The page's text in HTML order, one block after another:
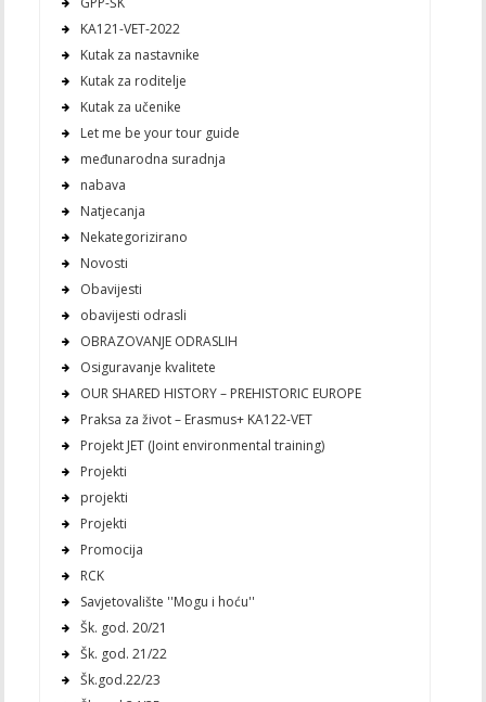
KA121-VET-2022
Kutak za nastavnike
Kutak za roditelje
Kutak za učenike
Let me be your tour guide
međunarodna suradnja
nabava
Natjecanja
Nekategorizirano
Novosti
Obavijesti
obavijesti odrasli
OBRAZOVANJE ODRASLIH
Osiguravanje kvalitete
OUR SHARED HISTORY – PREHISTORIC EUROPE
Praksa za život – Erasmus+ KA122-VET
Projekt JET (Joint environmental training)
Projekti
projekti
Projekti
Promocija
RCK
Savjetovalište ''Mogu i hoću''
Šk. god. 20/21
Šk. god. 21/22
Šk.god.22/23